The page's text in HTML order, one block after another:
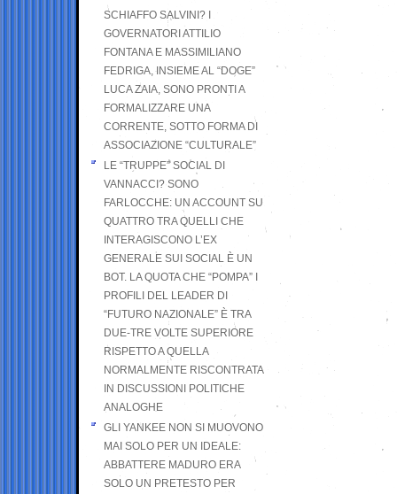
SCHIAFFO SALVINI? I
GOVERNATORI ATTILIO
FONTANA E MASSIMILIANO
FEDRIGA, INSIEME AL “DOGE”
LUCA ZAIA, SONO PRONTI A
FORMALIZZARE UNA
CORRENTE, SOTTO FORMA DI
ASSOCIAZIONE “CULTURALE”
LE “TRUPPE” SOCIAL DI
VANNACCI? SONO
FARLOCCHE: UN ACCOUNT SU
QUATTRO TRA QUELLI CHE
INTERAGISCONO L’EX
GENERALE SUI SOCIAL È UN
BOT. LA QUOTA CHE “POMPA” I
PROFILI DEL LEADER DI
“FUTURO NAZIONALE” È TRA
DUE-TRE VOLTE SUPERIORE
RISPETTO A QUELLA
NORMALMENTE RISCONTRATA
IN DISCUSSIONI POLITICHE
ANALOGHE
GLI YANKEE NON SI MUOVONO
MAI SOLO PER UN IDEALE:
ABBATTERE MADURO ERA
SOLO UN PRETESTO PER